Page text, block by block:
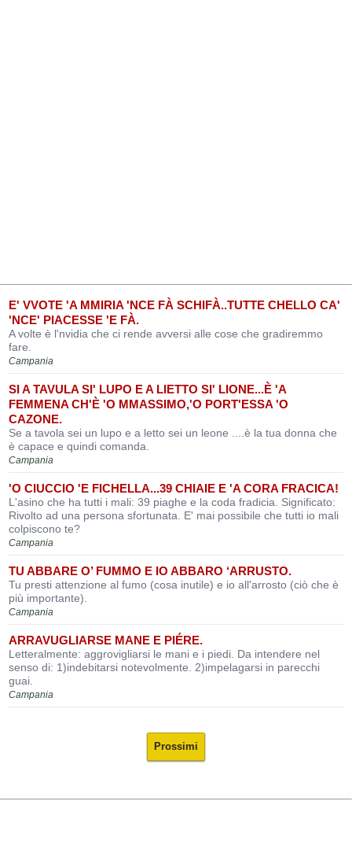
E' VVOTE 'A MMIRIA 'NCE FÀ SCHIFÀ..TUTTE CHELLO CA'
'NCE' PIACESSE 'E FÀ.
A volte è l'nvidia che ci rende avversi alle cose che gradiremmo
fare.
Campania
SI A TAVULA SI' LUPO E A LIETTO SI' LIONE...È 'A
FEMMENA CH'È 'O MMASSIMO,'O PORT'ESSA 'O
CAZONE.
Se a tavola sei un lupo e a letto sei un leone ....è la tua donna che
è capace e quindi comanda.
Campania
'O CIUCCIO 'E FICHELLA...39 CHIAIE E 'A CORA FRACICA!
L'asino che ha tutti i mali: 39 piaghe e la coda fradicia. Significato:
Rivolto ad una persona sfortunata. E' mai possibile che tutti io mali
colpiscono te?
Campania
TU ABBARE O’ FUMMO E IO ABBARO ‘ARRUSTO.
Tu presti attenzione al fumo (cosa inutile) e io all'arrosto (ciò che è
più importante).
Campania
ARRAVUGLIARSE MANE E PIÉRE.
Letteralmente: aggrovigliarsi le mani e i piedi. Da intendere nel
senso di: 1)indebitarsi notevolmente. 2)impelagarsi in parecchi
guai.
Campania
Prossimi